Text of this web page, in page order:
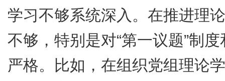
学习不够系统深入。在推进理
不够，特别是对“第一议题”制度
严格。比如，在组织党组理论